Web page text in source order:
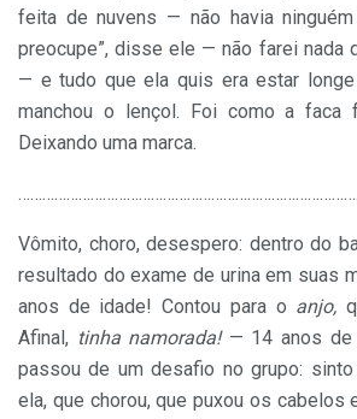
feita de nuvens — não havia
preocupe”, disse ele — não farei nada
— e tudo que ela quis era estar longe
manchou o lençol. Foi como a faca
Deixando uma marca.
Vômito, choro, desespero: dentro do
resultado do exame de urina em suas
anos de idade! Contou para o anjo,
Afinal, tinha namorada! — 14 anos de
passou de um desafio no grupo:
ela, que chorou, que puxou os cabelos